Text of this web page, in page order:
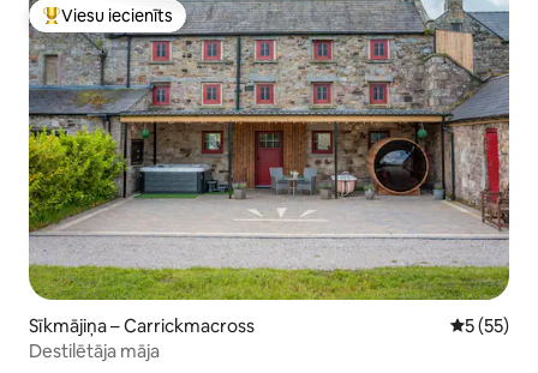
Populārs viesu iecienīts mājoklis
Viesu iecienīts
Sīkmājiņa – Carrickmacross Vidējais
5 (55)
Destilētāja māja